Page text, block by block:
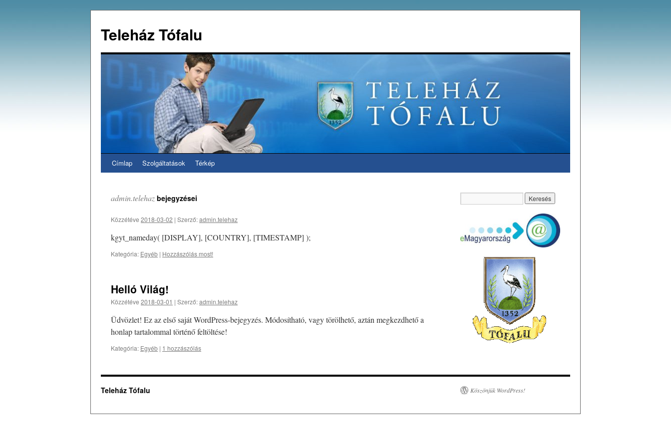
Teleház Tófalu
Kilépés
tartalomba
Címlap Szolgáltatások Térkép
admin.telehaz bejegyzései
Közzétéve 2018-03-02 | Szerző:admin.telehaz
kgyt_nameday( [DISPLAY], [COUNTRY], [TIMESTAMP] );
Kategória: Egyéb | Hozzászólás most!
Helló Világ!
Közzétéve 2018-03-01 | Szerző:admin.telehaz
Üdvözlet! Ez az első saját WordPress-bejegyzés. Módosítható, vagy törölhető, aztán megkezdhető a
honlap tartalommal történő feltöltése!
Kategória: Egyéb | 1 hozzászólás
Teleház Tófalu Köszönjük WordPress!